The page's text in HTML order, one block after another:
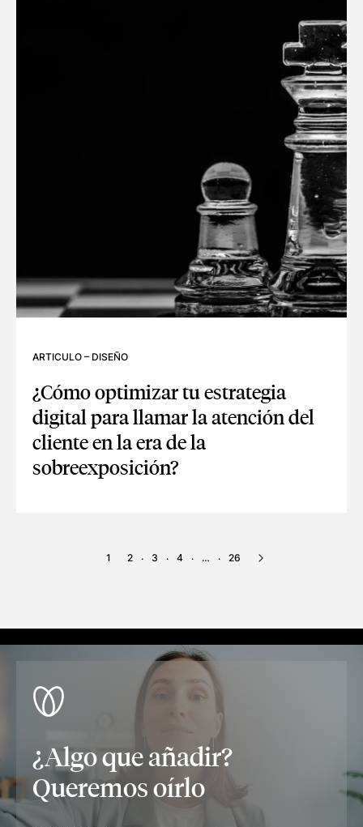
ARTICULO – DISEÑO
¿Cómo optimizar tu estrategia
digital para llamar la atención del
cliente en la era de la
sobreexposición?
1 2 · 3 · 4 · … · 26
¿Algo que añadir?
Queremos oírlo